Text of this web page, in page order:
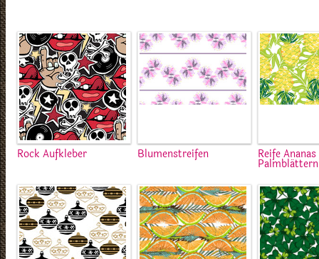
Rock Aufkleber Blumenstreifen Reife
Palmblättern